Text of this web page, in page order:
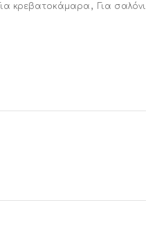
Για κρεβατοκάμαρα , Για σαλόνι